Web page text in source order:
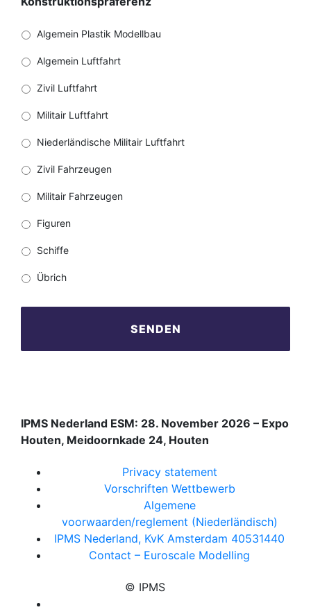
Algemein Plastik Modellbau
Algemein Luftfahrt
Zivil Luftfahrt
Militair Luftfahrt
Niederländische Militair Luftfahrt
Zivil Fahrzeugen
Militair Fahrzeugen
Figuren
Schiffe
Übrich
IPMS Nederland ESM: 28. November 2026 – Expo
Houten, Meidoornkade 24, Houten
Privacy statement
Vorschriften Wettbewerb
Algemene
voorwaarden/reglement (Niederländisch)
IPMS Nederland, KvK Amsterdam 40531440
Contact – Euroscale Modelling
© IPMS